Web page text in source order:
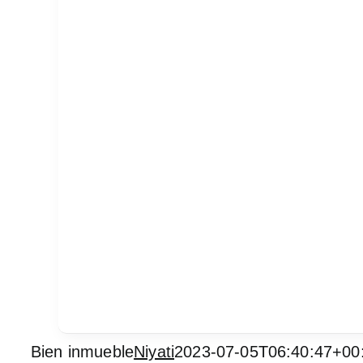
Bien inmuebleNiyati2023-07-